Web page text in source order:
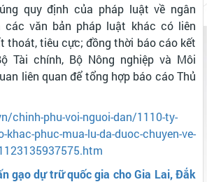
quy định của pháp luật về ngân
các văn bản pháp luật khác có liên
thoát, tiêu cực; đồng thời báo cáo kết
Tài chính, Bộ Nông nghiệp và Môi
liên quan để tổng hợp báo cáo Thủ
chinh-phu-voi-nguoi-dan/1110-ty-
khac-phuc-mua-lu-da-duoc-chuyen-ve-
gạo dự trữ quốc gia cho Gia Lai, Đắk